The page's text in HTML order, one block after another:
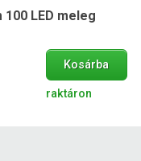
LED meleg
Kosárba
raktáron